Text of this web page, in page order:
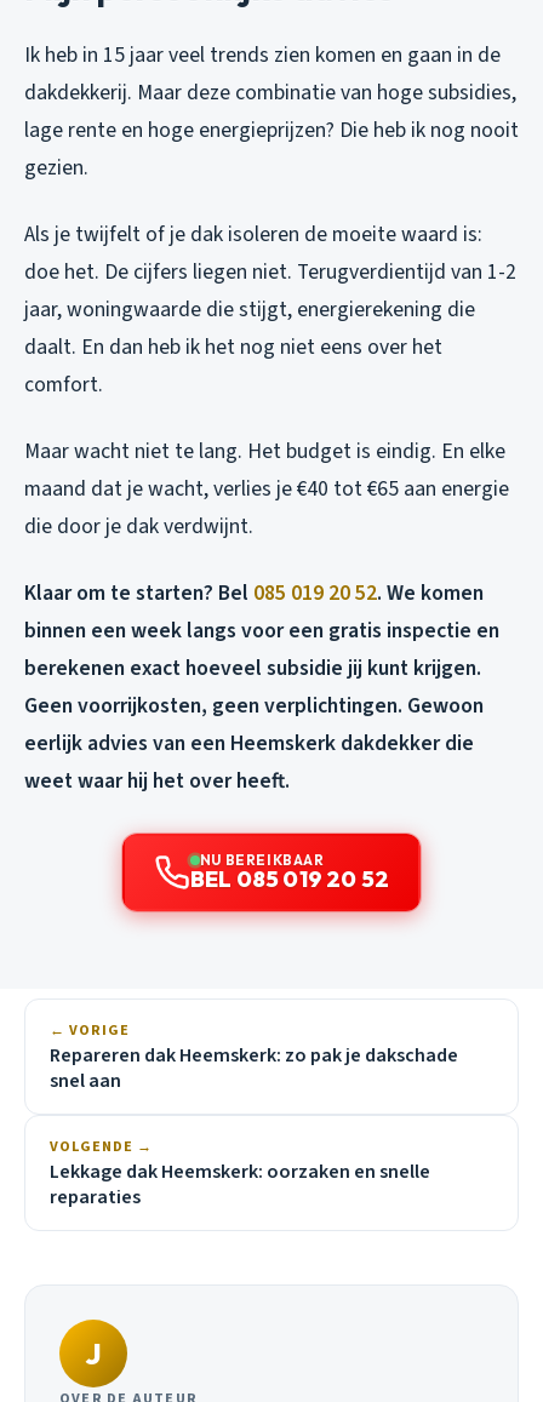
Ik heb in 15 jaar veel trends zien komen en gaan in de
dakdekkerij. Maar deze combinatie van hoge subsidies,
lage rente en hoge energieprijzen? Die heb ik nog nooit
gezien.
Als je twijfelt of je dak isoleren de moeite waard is:
doe het. De cijfers liegen niet. Terugverdientijd van 1-2
jaar, woningwaarde die stijgt, energierekening die
daalt. En dan heb ik het nog niet eens over het
comfort.
Maar wacht niet te lang. Het budget is eindig. En elke
maand dat je wacht, verlies je €40 tot €65 aan energie
die door je dak verdwijnt.
Klaar om te starten? Bel 085 019 20 52. We komen
binnen een week langs voor een gratis inspectie en
berekenen exact hoeveel subsidie jij kunt krijgen.
Geen voorrijkosten, geen verplichtingen. Gewoon
eerlijk advies van een Heemskerk dakdekker die
weet waar hij het over heeft.
NU BEREIKBAAR
BEL 085 019 20 52
← VORIGE
Repareren dak Heemskerk: zo pak je dakschade
snel aan
VOLGENDE →
Lekkage dak Heemskerk: oorzaken en snelle
reparaties
J